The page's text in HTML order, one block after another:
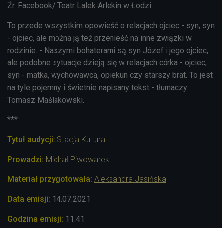
Źr. Facebook/ Teatr Lalek Arlekin w Łodzi
To przede wszystkim opowieść o relacjach ojciec - syn, syn
- ojciec, ale można ją też przenieść na inne związki w
rodzinie. - Naszymi bohaterami są syn Józef i jego ojciec,
ale podobne sytuacje dzieją się w relacjach córka - ojciec,
syn - matka, wychowawca, opiekun czy starszy brat. To jest
na tyle pojemny i świetnie napisany tekst - tłumaczy
Tomasz Maślakowski
***
Tytuł audycji: Stacja Kultura
Prowadzi: Michał Piwowarek
Materiał przygotowała: Aleksandra Jasińska
Data emisji: 14.07 .2021
Godzina emisji: 11.41